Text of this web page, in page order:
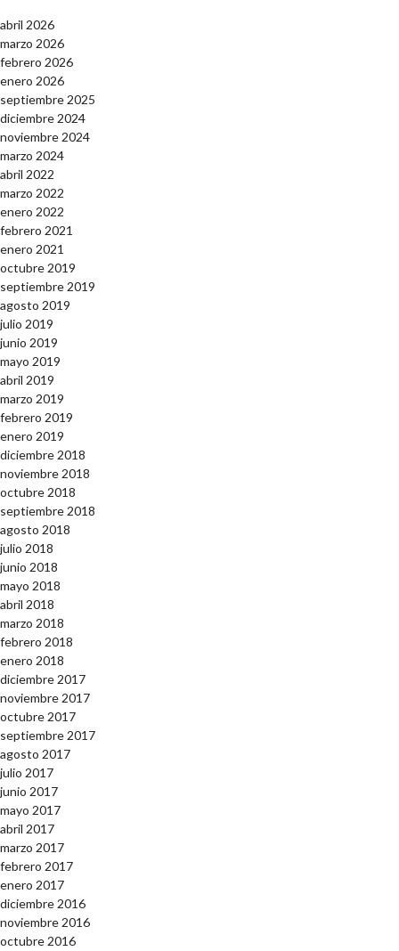
abril 2026
marzo 2026
febrero 2026
enero 2026
septiembre 2025
diciembre 2024
noviembre 2024
marzo 2024
abril 2022
marzo 2022
enero 2022
febrero 2021
enero 2021
octubre 2019
septiembre 2019
agosto 2019
julio 2019
junio 2019
mayo 2019
abril 2019
marzo 2019
febrero 2019
enero 2019
diciembre 2018
noviembre 2018
octubre 2018
septiembre 2018
agosto 2018
julio 2018
junio 2018
mayo 2018
abril 2018
marzo 2018
febrero 2018
enero 2018
diciembre 2017
noviembre 2017
octubre 2017
septiembre 2017
agosto 2017
julio 2017
junio 2017
mayo 2017
abril 2017
marzo 2017
febrero 2017
enero 2017
diciembre 2016
noviembre 2016
octubre 2016